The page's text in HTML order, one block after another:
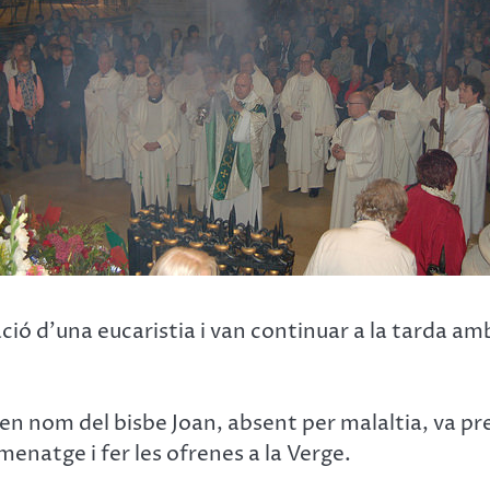
d’una eucaristia i van continuar a la tarda
nom del bisbe Joan, absent per malaltia, va
i fer les ofrenes a la Verge.